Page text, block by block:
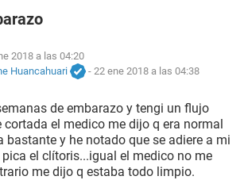
2018 a las 04:20
Huancahuari
- 22 ene 2018 a las 04:38
de embarazo y tengi un flujo
cortada el medico me dijo q era normal
bastante y he notado que se adiere a mi
el clítoris...igual el medico no me
me dijo q estaba todo limpio.